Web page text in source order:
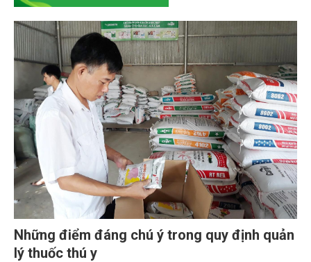
Những điểm đáng chú ý trong quy định quản
lý thuốc thú y